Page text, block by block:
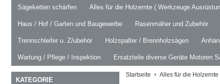
Sägeketten schärfen Alles für die Holzernte ( Werkzeuge
Haus / Hof / Garten und Baugewerbe Rasenmäher und Zubehör
Trennschleifer u. Z/ubehör Holzspalter / Brennholzsägen
Wartung / Pflege / Inspektion Ersatzteile diverse Geräte Motoren
KATEGORIE
Startseite Alles für die